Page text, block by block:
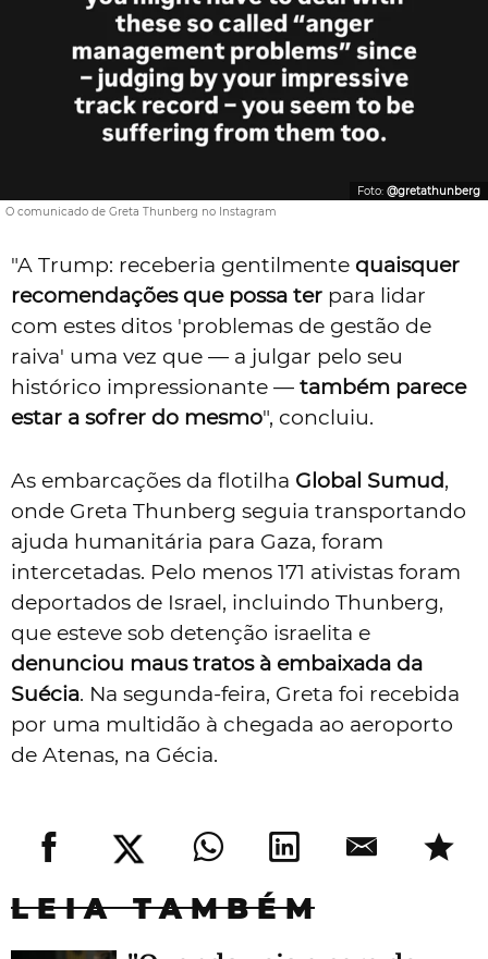
O comunicado de Greta Thunberg no Instagram
Foto: @gretathunberg
"A Trump: receberia gentilmente quaisquer
recomendações que possa ter para lidar
com estes ditos 'problemas de gestão de
raiva' uma vez que — a julgar pelo seu
histórico impressionante — também parece
estar a sofrer do mesmo", concluiu.
As embarcações da flotilha Global Sumud,
onde Greta Thunberg seguia transportando
ajuda humanitária para Gaza, foram
intercetadas. Pelo menos 171 ativistas foram
deportados de Israel, incluindo Thunberg,
que esteve sob detenção israelita e
denunciou maus tratos à embaixada da
Suécia. Na segunda-feira, Greta foi recebida
por uma multidão à chegada ao aeroporto
de Atenas, na Gécia.
LEIA TAMBÉM